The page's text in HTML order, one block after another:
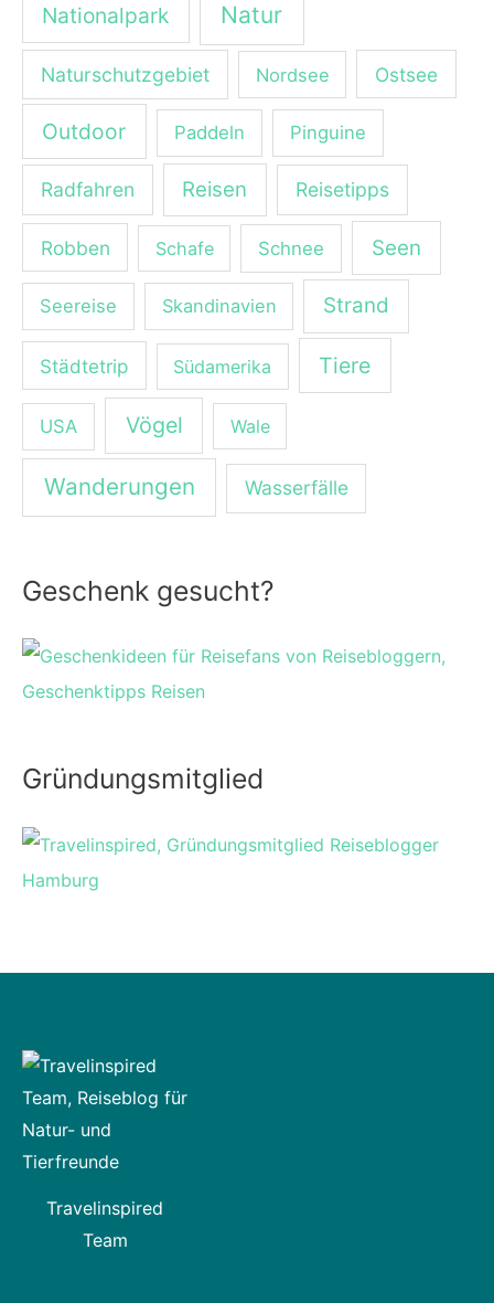
Nationalpark Natur
Naturschutzgebiet Nordsee Ostsee
Outdoor Paddeln Pinguine
Radfahren Reisen Reisetipps
Robben Schafe Schnee Seen
Seereise Skandinavien Strand
Städtetrip Südamerika Tiere
USA Vögel Wale
Wanderungen Wasserfälle
Geschenk gesucht?
Gründungsmitglied
Travelinspired
Team